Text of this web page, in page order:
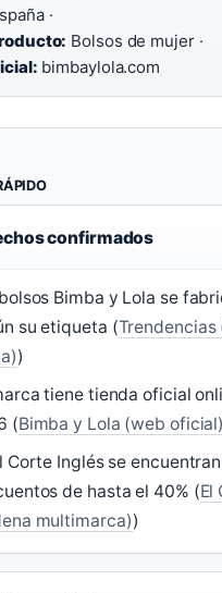
·
Bolsos de mujer ·
bimbaylola.com
confirmados
Bimba y Lola se
su etiqueta (
)
tiene tienda oficial
(Bimba y Lola (web oficial)
Corte Inglés se
de hasta el 40% (El
multimarca))